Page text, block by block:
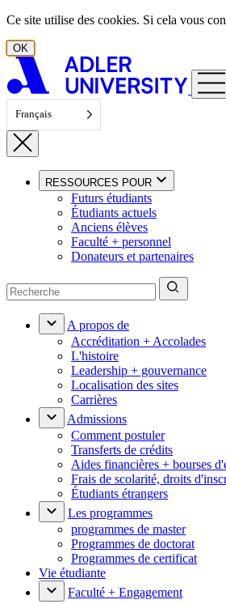
Aller au contenu
Ce site utilise des cookies. Si cela vous
OK
Français
RESSOURCES POUR
Futurs étudiants
Étudiants actuels
Anciens élèves
Faculté + personnel
Donateurs et partenaires
A propos de
Accréditation + Accolades
L'histoire
Leadership + gouvernance
Localisation des sites
Carrières
Admissions
Comment postuler
Transferts de crédits
Aides financières + bourses
Frais de scolarité, droits
Étudiants étrangers
Les programmes
programmes de master
Programmes de doctorat
Programmes de certificat
Vie étudiante
Faculté + Engagement